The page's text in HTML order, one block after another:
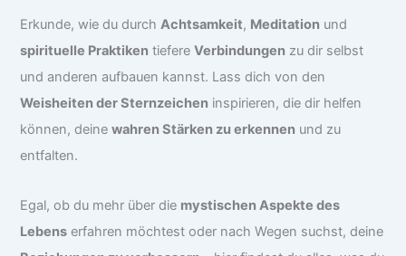
Erkunde, wie du durchAchtsamkeit, Meditation und
spirituelle Praktiken tiefereVerbindungen zu dir selbst
und anderen aufbauen kannst. Lass dich von den
Weisheiten der Sternzeichen inspirieren, die dir helfen
können, deinewahren Stärken zu erkennen und zu
entfalten.
Egal, ob du mehr über die mystischen Aspekte des
Lebens erfahren möchtest oder nach Wegen suchst, deine